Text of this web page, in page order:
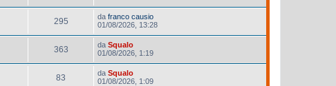
295 da franco causio
01/08/2026, 13:28
363 da Squalo
01/08/2026, 1:19
83 da Squalo
01/08/2026, 1:09